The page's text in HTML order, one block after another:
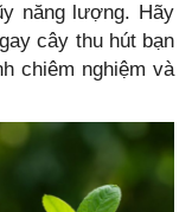
năng lượng. Hãy
cây thu hút bạn
chiêm nghiệm và